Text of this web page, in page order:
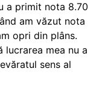
a primit nota 8.70
am văzut nota
opri din plâns.
lucrarea mea nu a
sens al